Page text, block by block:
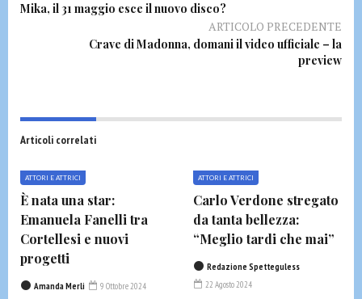
Mika, il 31 maggio esce il nuovo disco?
ARTICOLO PRECEDENTE
Crave di Madonna, domani il video ufficiale – la
preview
Articoli correlati
ATTORI E ATTRICI
È nata una star:
Emanuela Fanelli tra
Cortellesi e nuovi
progetti
Amanda Merli 9 Ottobre 2024
ATTORI E ATTRICI
Carlo Verdone stregato
da tanta bellezza:
“Meglio tardi che mai”
Redazione Spetteguless
22 Agosto 2024